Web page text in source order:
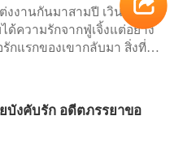
ติเหตุ’ เพื่อเก็บเกี่ยวกระจกตา
อล เมื่อฉันค้นพบ
ร้ายของพวกเขา แครอลก็ใส่
ปู่ของเขาแล้วโยนความผิด
าไม่ลังเลเลยสักนิด เขาโยน
งงานกันมาสามปี เวินเหลี่ยง
ได้ความรักจากฟู่เจิ้งแต่อย่าง
รักแรกของเขากลับมา สิ่งที่รอ
ายนี้ไว้ แต่แล้วมีแต่คำตอบที่
ใช่" เวินเหลี่ยงหลับตาและ
ล่อยมือ ...ต่อมาเธอนอนอยู่บน
บังคับรัก อดีตภรรยาขอ